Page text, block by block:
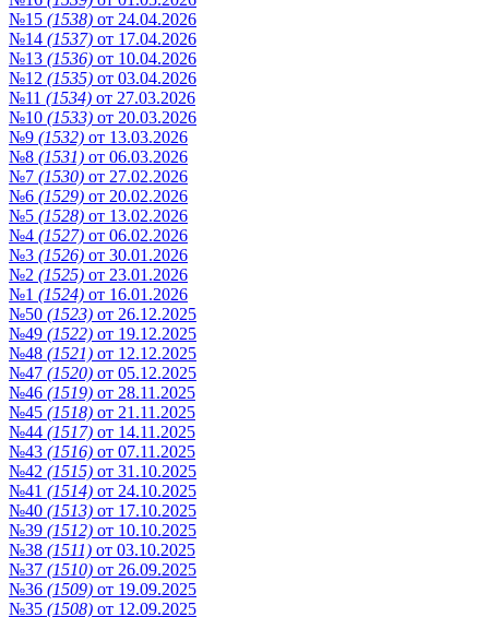
№15 (1538) от 24.04.2026
№14 (1537) от 17.04.2026
№13 (1536) от 10.04.2026
№12 (1535) от 03.04.2026
№11 (1534) от 27.03.2026
№10 (1533) от 20.03.2026
№9 (1532) от 13.03.2026
№8 (1531) от 06.03.2026
№7 (1530) от 27.02.2026
№6 (1529) от 20.02.2026
№5 (1528) от 13.02.2026
№4 (1527) от 06.02.2026
№3 (1526) от 30.01.2026
№2 (1525) от 23.01.2026
№1 (1524) от 16.01.2026
№50 (1523) от 26.12.2025
№49 (1522) от 19.12.2025
№48 (1521) от 12.12.2025
№47 (1520) от 05.12.2025
№46 (1519) от 28.11.2025
№45 (1518) от 21.11.2025
№44 (1517) от 14.11.2025
№43 (1516) от 07.11.2025
№42 (1515) от 31.10.2025
№41 (1514) от 24.10.2025
№40 (1513) от 17.10.2025
№39 (1512) от 10.10.2025
№38 (1511) от 03.10.2025
№37 (1510) от 26.09.2025
№36 (1509) от 19.09.2025
№35 (1508) от 12.09.2025